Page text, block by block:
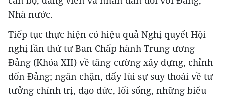
Nhà nước.
Tiếp tục thực hiện có hiệu quả Nghị quyết Hội
nghị lần thứ tư Ban Chấp hành Trung ương
Đảng (Khóa XII) về tăng cường xây dựng, chỉnh
đốn Đảng; ngăn chặn, đẩy lùi sự suy thoái về tư
tưởng chính trị, đạo đức, lối sống, những biểu